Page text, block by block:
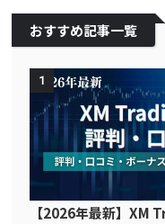
おすすめ記事一覧
1
【2026年最新】XM